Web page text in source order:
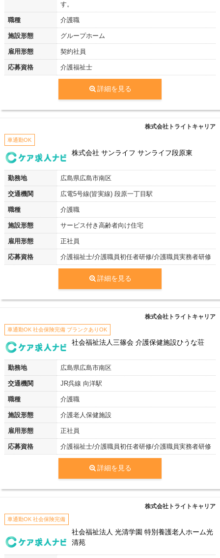
す。
職種 介護職
施設形態 グループホーム
雇用形態 契約社員
応募資格 介護福祉士
詳細を見る
株式会社トライトキャリア
車通勤OK
株式会社 サンライフ サンライフ段原東
勤務地 広島県広島市南区
交通機関 広電5号線(皆実線) 段原一丁目駅
職種 介護職
施設形態 サービス付き高齢者向け住宅
雇用形態 正社員
応募資格 介護福祉士/介護職員初任者研修/介護職員実務者研修
詳細を見る
株式会社トライトキャリア
車通勤OK 社会保険完備 ブランクありOK
社会福祉法人三篠会 介護保健施設ひうな荘
勤務地 広島県広島市南区
交通機関 JR呉線 向洋駅
職種 介護職
施設形態 介護老人保健施設
雇用形態 正社員
応募資格 介護福祉士/介護職員初任者研修/介護職員実務者研修
詳細を見る
株式会社トライトキャリア
車通勤OK 社会保険完備
社会福祉法人 光清学園 特別養護老人ホーム光
清苑